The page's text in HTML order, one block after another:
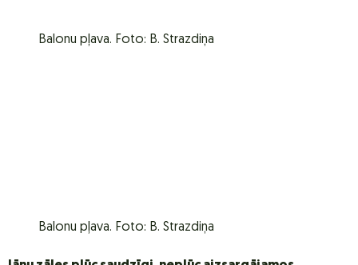
Balonu pļava. Foto: B. Strazdiņa
Balonu pļava. Foto: B. Strazdiņa